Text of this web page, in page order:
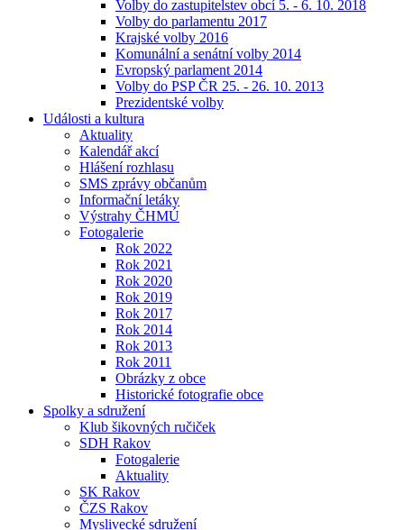
Volby do zastupitelstev obcí 5. - 6. 10. 2018
Volby do parlamentu 2017
Krajské volby 2016
Komunální a senátní volby 2014
Evropský parlament 2014
Volby do PSP ČR 25. - 26. 10. 2013
Prezidentské volby
Události a kultura
Aktuality
Kalendář akcí
Hlášení rozhlasu
SMS zprávy občanům
Informační letáky
Výstrahy ČHMÚ
Fotogalerie
Rok 2022
Rok 2021
Rok 2020
Rok 2019
Rok 2017
Rok 2014
Rok 2013
Rok 2011
Obrázky z obce
Historické fotografie obce
Spolky a sdružení
Klub šikovných ručiček
SDH Rakov
Fotogalerie
Aktuality
SK Rakov
ČZS Rakov
Myslivecké sdružení